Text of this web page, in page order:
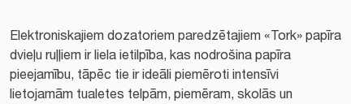
Elektroniskajiem dozatoriem paredzētajiem «Tork» papīra
dvieļu ruļļiem ir liela ietilpība, kas nodrošina papīra
pieejamību, tāpēc tie ir ideāli piemēroti intensīvi
lietojamām tualetes telpām, piemēram, skolās un